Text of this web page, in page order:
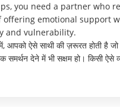
you need a partner who
emotional support
and vulnerability.
में, आपको ऐसे साथी की ज़रूरत होती है
देने में भी सक्षम हो। किसी ऐसे